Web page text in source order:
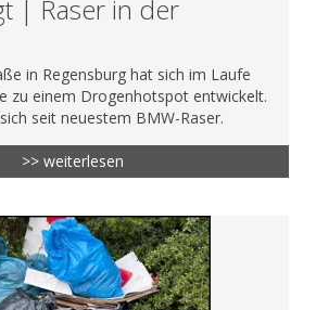
| Raser in der
in Regensburg hat sich im Laufe
zu einem Drogenhotspot entwickelt.
seit neuestem BMW-Raser.
>> weiterlesen